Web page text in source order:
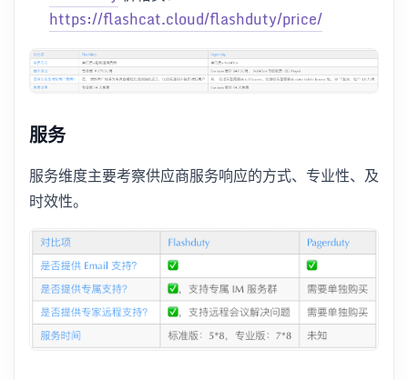
https://flashcat.cloud/flashduty/price/
服务
服务维度主要考察供应商服务响应的方式、专业性、及
时效性。